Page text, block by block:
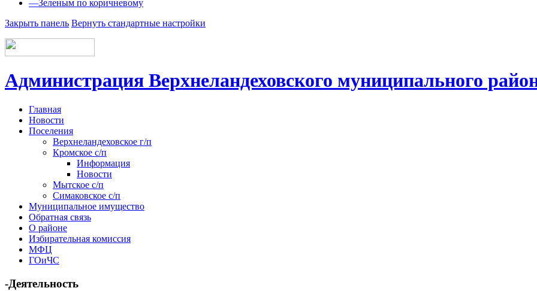
—Зеленым по коричневому
Закрыть панель Вернуть стандартные настройки
Администрация Верхнеландеховского муниципального
Главная
Новости
Поселения
Верхнеландеховское г/п
Кромское с/п
Информация
Новости
Мытское с/п
Симаковское с/п
Муниципальное имущество
Обратная связь
О районе
Избирательная комиссия
МФЦ
ГОиЧС
-Деятельность